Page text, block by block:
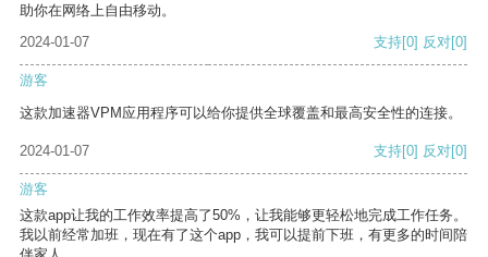
助你在网络上自由移动。
2024-01-07
支持[0] 反对[0]
游客
这款加速器VPM应用程序可以给你提供全球覆盖和最高安全性的连接。
2024-01-07 支持[0] 反对[0]
游客
这款app让我的工作效率提高了50%，让我能够更轻松地完成工作任务。
我以前经常加班，现在有了这个app，我可以提前下班，有更多的时间陪